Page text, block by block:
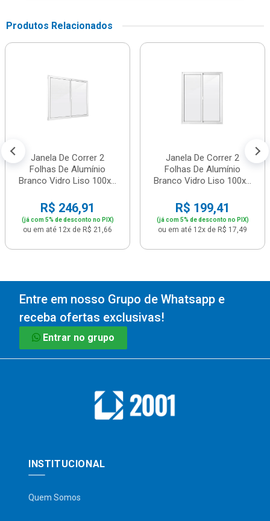
Produtos Relacionados
Janela De Correr 2
Folhas De Alumínio
Branco Vidro Liso 100x...
R$ 246,91
(já com 5% de desconto no PIX)
ou em até 12x de R$ 21,66
Janela De Correr 2
Folhas De Alumínio
Branco Vidro Liso 100x...
R$ 199,41
(já com 5% de desconto no PIX)
ou em até 12x de R$ 17,49
Entre em nosso Grupo de Whatsapp e
receba ofertas exclusivas!
Entrar no grupo
INSTITUCIONAL
Quem Somos